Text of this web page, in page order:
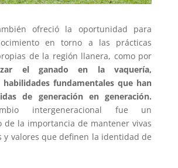
ofreció la oportunidad para
en torno a las prácticas
de la región llanera, como por
el ganado en la vaquería,
fundamentales que han
de generación en generación.
intergeneracional fue un
de la importancia de mantener vivas
y valores que definen la identidad de